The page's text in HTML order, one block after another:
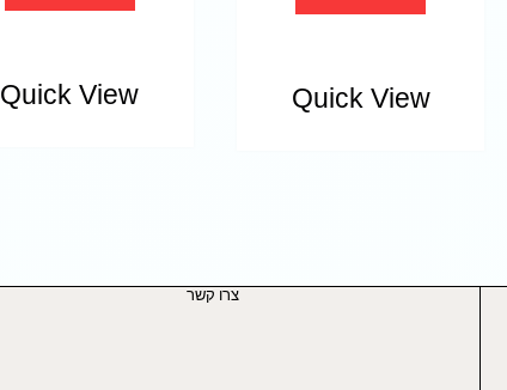
Quick View
Quick View
צרו קשר